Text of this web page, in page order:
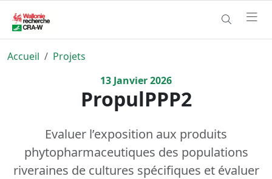
Accueil
Projets
13 Janvier2026
PropulPPP2
Evaluer l’exposition aux produits
phytopharmaceutiques des populations
riveraines de cultures spécifiques et évaluer